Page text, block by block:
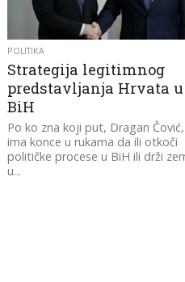
POLITIKA
Strategija legitimnog
predstavljanja Hrvata u
BiH
Po ko zna koji put, Dragan Čović,
ima konce u rukama da ili otkoči
političke procese u BiH ili drži
u...